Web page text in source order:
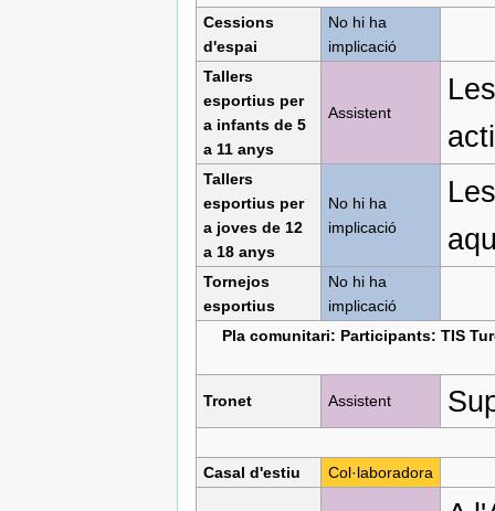
Cessions
d'espai
No hi ha
implicació
Tallers
esportius per
a infants de 5
a 11 anys
Assistent
Tallers
esportius per
a joves de 12
a 18 anys
No hi ha
implicació
Tornejos
esportius
No hi ha
implicació
Pla comunitari: Participants: TIS
Tronet Assistent
Casal d'estiu Col·laboradora